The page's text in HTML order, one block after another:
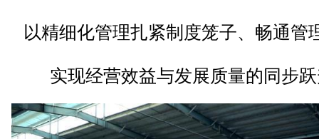
以精细化管理扎紧制度笼子、畅通管
实现经营效益与发展质量的同步